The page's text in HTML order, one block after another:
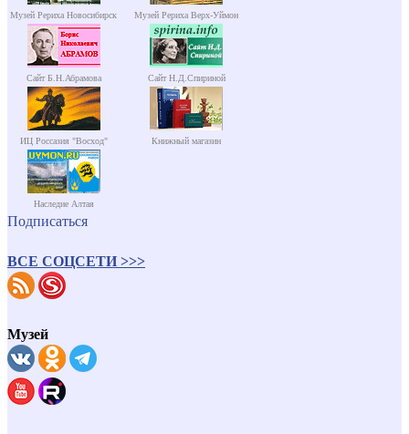
Музей Рериха Новосибирск Музей Рериха Верх-Уймон
Сайт Б.Н.Абрамова Сайт Н.Д.Спириной
ИЦ Россазия "Восход" Книжный магазин
Наследие Алтая
Подписаться
ВСЕ СОЦСЕТИ >>>
Музей